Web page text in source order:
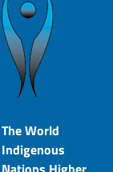
The World
Indigenous